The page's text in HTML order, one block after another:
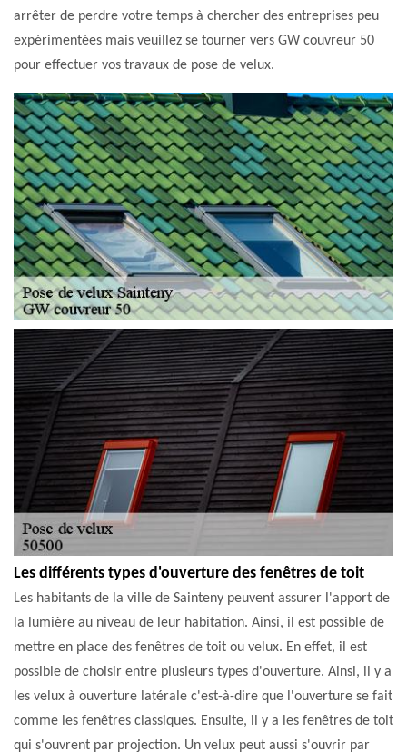
arrêter de perdre votre temps à chercher des entreprises peu
expérimentées mais veuillez se tourner vers GW couvreur 50
pour effectuer vos travaux de pose de velux.
Les différents types d'ouverture des fenêtres de toit
Les habitants de la ville de Sainteny peuvent assurer l'apport de
la lumière au niveau de leur habitation. Ainsi, il est possible de
mettre en place des fenêtres de toit ou velux. En effet, il est
possible de choisir entre plusieurs types d'ouverture. Ainsi, il y a
les velux à ouverture latérale c'est-à-dire que l'ouverture se fait
comme les fenêtres classiques. Ensuite, il y a les fenêtres de toit
qui s'ouvrent par projection. Un velux peut aussi s'ouvrir par